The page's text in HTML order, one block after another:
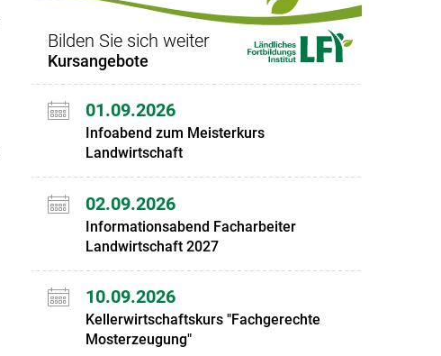
Bilden Sie sich weiter
Kursangebote
01.09.2026
Infoabend zum Meisterkurs
Landwirtschaft
02.09.2026
Informationsabend Facharbeiter
Landwirtschaft 2027
10.09.2026
Kellerwirtschaftskurs "Fachgerechte
Mosterzeugung"